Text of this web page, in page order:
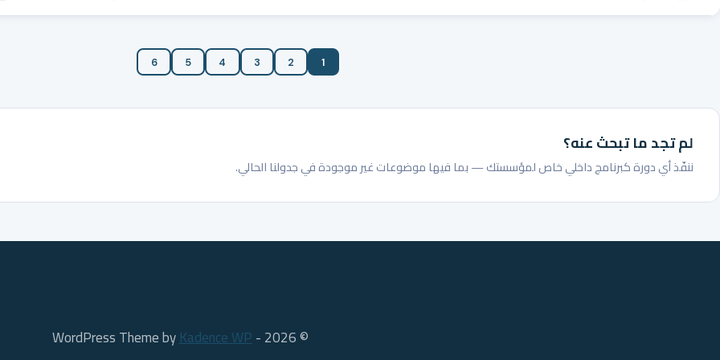
1
2
3
4
5
6
لم تجد ما تبحث عنه؟
ننفّذ أي دورة كبرنامج داخلي خاص لمؤسستك — بما فيها موضوعات غير موجودة في جدولنا الحالي.
© 2026 - WordPress Theme by
Kadence WP